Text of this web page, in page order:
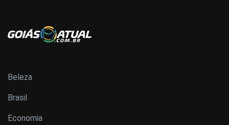
Beleza
Brasil
Economia